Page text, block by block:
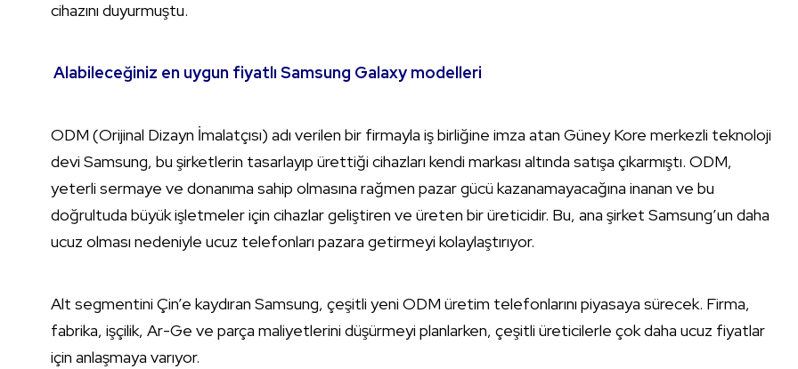
cihazını duyurmuştu.
Alabileceğiniz en uygun fiyatlı Samsung Galaxy modelleri
ODM (Orijinal Dizayn İmalatçısı) adı verilen bir firmayla iş birliğine imza atan Güney Kore merkezli teknoloji
devi Samsung, bu şirketlerin tasarlayıp ürettiği cihazları kendi markası altında satışa çıkarmıştı. ODM,
yeterli sermaye ve donanıma sahip olmasına rağmen pazar gücü kazanamayacağına inanan ve bu
doğrultuda büyük işletmeler için cihazlar geliştiren ve üreten bir üreticidir. Bu, ana şirket Samsung’un daha
ucuz olması nedeniyle ucuz telefonları pazara getirmeyi kolaylaştırıyor.
Alt segmentini Çin’e kaydıran Samsung, çeşitli yeni ODM üretim telefonlarını piyasaya sürecek. Firma,
fabrika, işçilik, Ar-Ge ve parça maliyetlerini düşürmeyi planlarken, çeşitli üreticilerle çok daha ucuz fiyatlar
için anlaşmaya varıyor.